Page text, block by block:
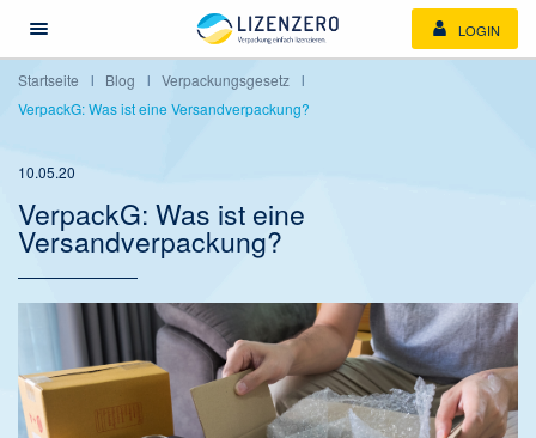
Menü öffnen/schließen LOGIN
Startseite Blog
Verpackungsgesetz
VerpackG: Was ist eine Versandverpackung?
10.05.20
VerpackG: Was ist eine
Versandverpackung?